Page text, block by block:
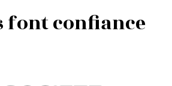
font confiance